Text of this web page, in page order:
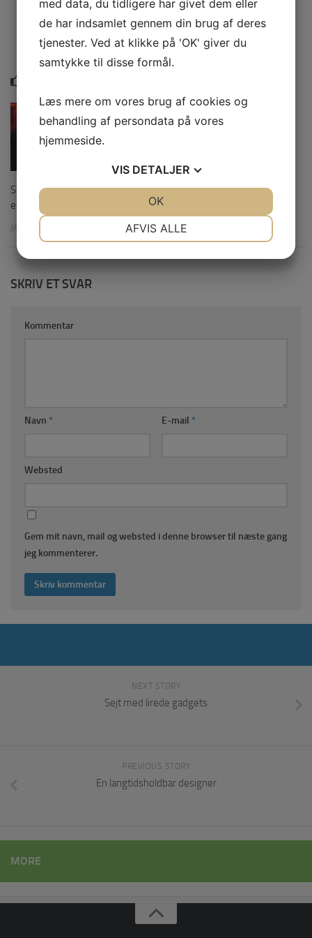
få,
0
Sådan Style en militær jakke til
efteråret
JANUAR 29, 2022
SKRIV ET SVAR
Kommentar
Navn * E-mail *
Websted
Gem mit navn, mail og websted i denne browser til næste gang
jeg kommenterer.
NEXT STORY
Sejt med lirede gadgets
PREVIOUS STORY
En langtidsholdbar designer
MORE
med data, du tidligere har givet dem eller
de har indsamlet gennem din brug af deres
tjenester. Ved at klikke på 'OK' giver du
samtykke til disse formål.
Læs mere om vores brug af cookies og
behandling af persondata på vores
hjemmeside.
VIS DETALJER
AFVIS ALLE
OK